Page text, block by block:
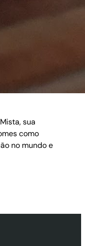
sua
como
no mundo e